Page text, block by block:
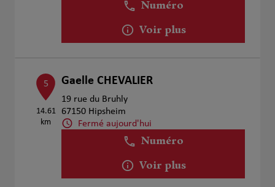
Numéro
Voir plus
5
14.61
km
Gaelle CHEVALIER
19 rue du Bruhly
67150 Hipsheim
Fermé aujourd'hui
Numéro
Voir plus